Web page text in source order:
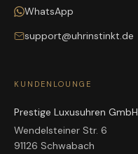
WhatsApp
support@uhrinstinkt.de
KUNDENLOUNGE
Prestige Luxusuhren GmbH
Wendelsteiner Str. 6
91126 Schwabach